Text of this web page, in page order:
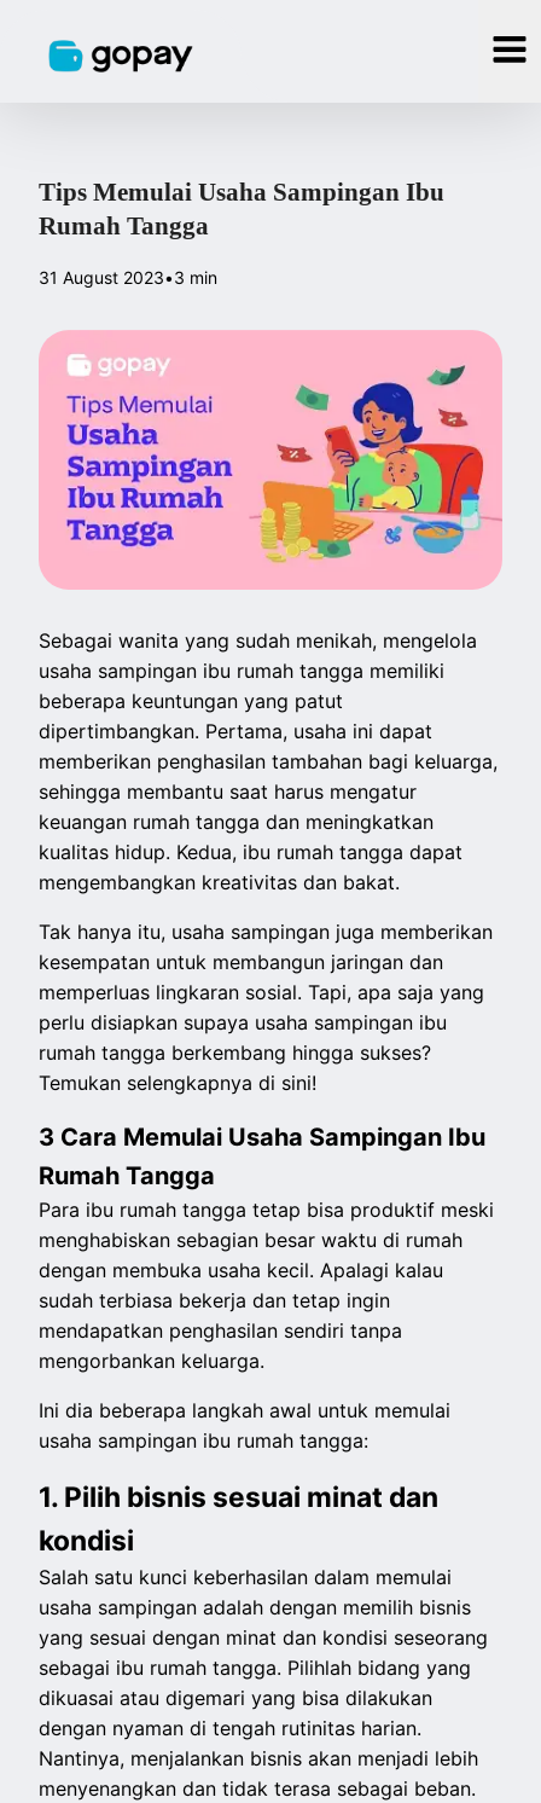
Tips Memulai Usaha Sampingan Ibu
Rumah Tangga
31 August 2023•3 min
Sebagai wanita yang sudah menikah, mengelola
usaha sampingan ibu rumah tangga memiliki
beberapa keuntungan yang patut
dipertimbangkan. Pertama, usaha ini dapat
memberikan penghasilan tambahan bagi keluarga,
sehingga membantu saat harus mengatur
keuangan rumah tangga dan meningkatkan
kualitas hidup. Kedua, ibu rumah tangga dapat
mengembangkan kreativitas dan bakat.
Tak hanya itu, usaha sampingan juga memberikan
kesempatan untuk membangun jaringan dan
memperluas lingkaran sosial. Tapi, apa saja yang
perlu disiapkan supaya usaha sampingan ibu
rumah tangga berkembang hingga sukses?
Temukan selengkapnya di sini!
3 Cara Memulai Usaha Sampingan Ibu
Rumah Tangga
Para ibu rumah tangga tetap bisa produktif meski
menghabiskan sebagian besar waktu di rumah
dengan membuka usaha kecil. Apalagi kalau
sudah terbiasa bekerja dan tetap ingin
mendapatkan penghasilan sendiri tanpa
mengorbankan keluarga.
Ini dia beberapa langkah awal untuk memulai
usaha sampingan ibu rumah tangga:
1. Pilih bisnis sesuai minat dan
kondisi
Salah satu kunci keberhasilan dalam memulai
usaha sampingan adalah dengan memilih bisnis
yang sesuai dengan minat dan kondisi seseorang
sebagai ibu rumah tangga. Pilihlah bidang yang
dikuasai atau digemari yang bisa dilakukan
dengan nyaman di tengah rutinitas harian.
Nantinya, menjalankan bisnis akan menjadi lebih
menyenangkan dan tidak terasa sebagai beban.